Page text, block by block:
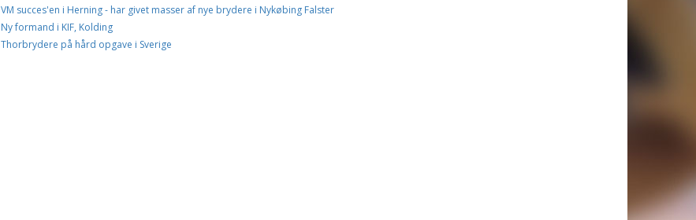
VM succes'en i Herning - har givet masser af nye brydere i Nykøbing Falster
Ny formand i KIF, Kolding
Thorbrydere på hård opgave i Sverige